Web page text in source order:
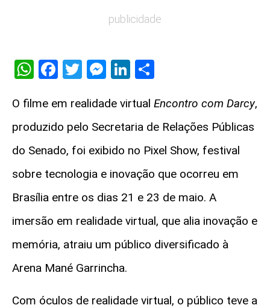
publicidade
WhatsApp
Facebook
TwitterMessenger
LinkedIn
O filme em realidade virtual Encontro com Darcy,
produzido pelo Secretaria de Relações Públicas
do Senado, foi exibido no Pixel Show, festival
sobre tecnologia e inovação que ocorreu em
Brasília entre os dias 21 e 23 de maio. A
imersão em realidade virtual, que alia inovação e
memória, atraiu um público diversificado à
Arena Mané Garrincha.
Com óculos de realidade virtual, o público teve a